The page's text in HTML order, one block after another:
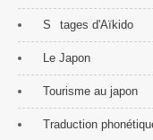
S tages d'Aïkido
Le Japon
Tourisme au japon
Traduction